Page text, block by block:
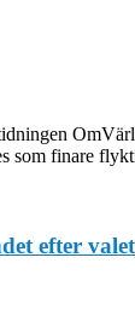
som finare
efter valet